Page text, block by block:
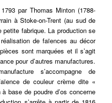
par Thomas Minton (1788-
à Stoke-on-Trent (au sud de
petite fabrique. La production se
de faïences au décor
sont marquées et il s’agit
pour d’autres manufactures.
s’accompagne de
de couleur crème dite «
base de poudre d’os concerne